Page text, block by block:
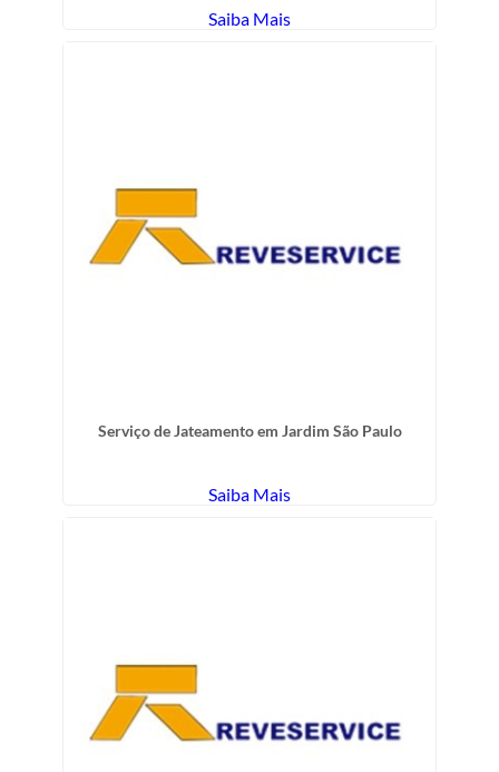
Saiba Mais
Serviço de Jateamento em Jardim São Paulo
Saiba Mais